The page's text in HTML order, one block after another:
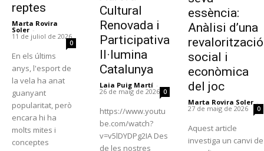
reptes
Marta Rovira
Soler -
11 de juliol de 2026
0
En els últims
anys, l'esport de
la vela ha anat
guanyant
popularitat, però
encara hi ha
molts mites i
conceptes
Cultural
Renovada i
Participativa
Il·lumina
Catalunya
Laia Puig Martí -
26 de maig de 2026 0
https://www.youtu
be.com/watch?
v=v5lDYDPg2IA Des
de les nostres
essència:
Anàlisi d’una
revalorització
social i
econòmica
del joc
Marta Rovira Soler -
27 de maig de 2026 0
Aquest article
investiga un canvi de